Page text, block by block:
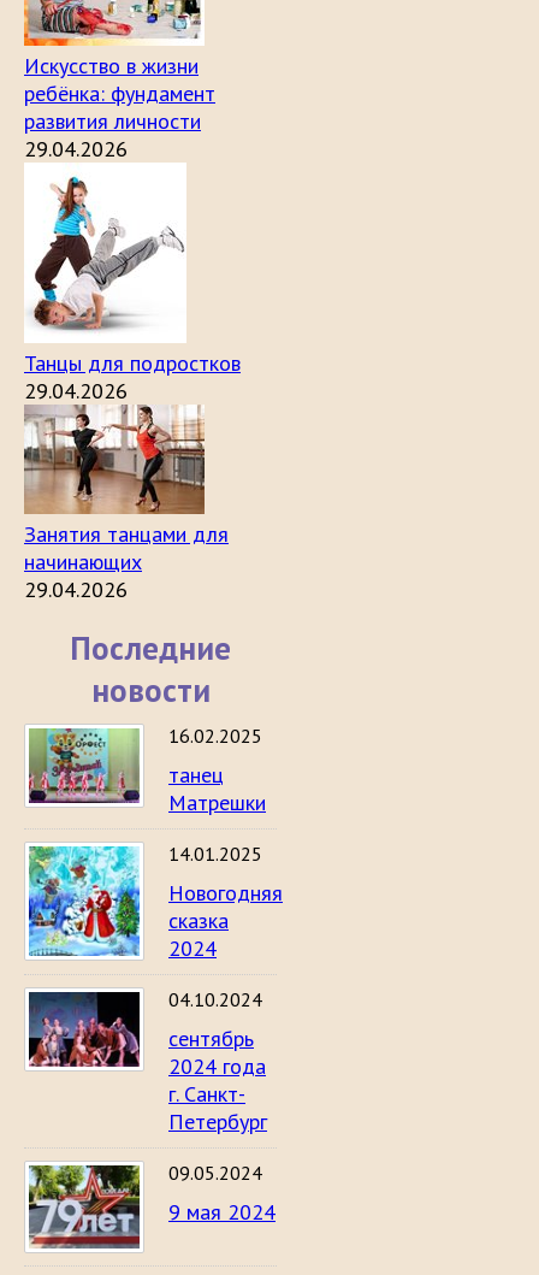
Искусство в жизни
ребёнка: фундамент
развития личности
29.04.2026
Танцы для подростков
29.04.2026
Занятия танцами для
начинающих
29.04.2026
Последние
новости
16.02.2025
танец
Матрешки
14.01.2025
Новогодняя
сказка
2024
04.10.2024
сентябрь
2024 года
г. Санкт-
Петербург
09.05.2024
9 мая 2024